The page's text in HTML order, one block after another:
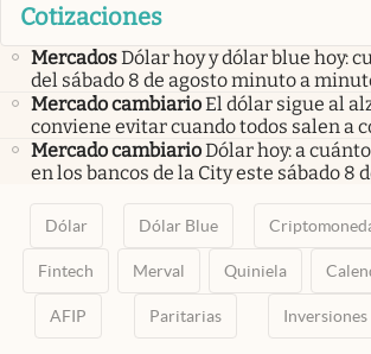
Cotizaciones
MercadosDólar hoy y dólar blue hoy:
del sábado 8 de agosto minuto a
Mercado cambiarioEl dólar sigue al
conviene evitar cuando todos salen a
Mercado cambiarioDólar hoy: a
en los bancos de la City este sábado 8
Dólar Dólar Blue
Fintech Merval Quiniela
AFIP Paritarias Inversiones